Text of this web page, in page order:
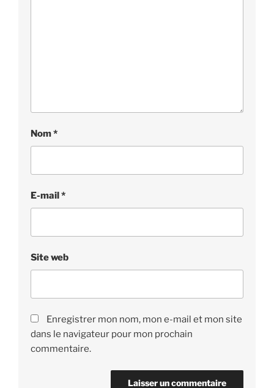
Nom*
E-mail*
Site web
Enregistrer mon nom, mon e-mail et mon site
dans le navigateur pour mon prochain
commentaire.